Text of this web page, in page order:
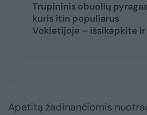
Trupininis obuolių
kuris itin populiarus
Vokietijoje – išsikepkite ir
Apetitą žadinančiomis